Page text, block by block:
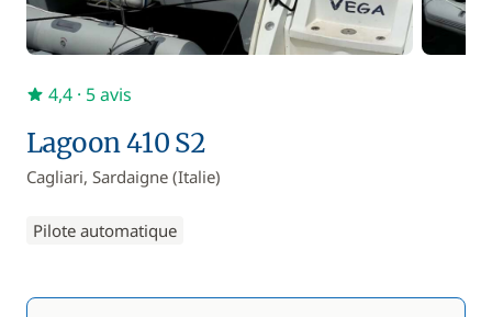
Lagoon 410 S2
Cagliari, Sardaigne (Italie)
Pilote automatique
4,4 · 5 avis